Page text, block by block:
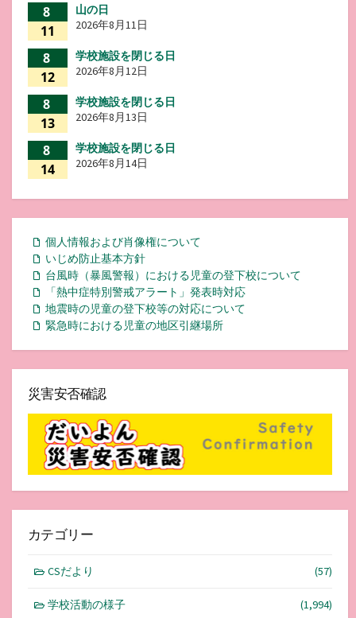
8
11
山の日
2026年8月11日
8
12
学校施設を閉じる日
2026年8月12日
8
13
学校施設を閉じる日
2026年8月13日
8
14
学校施設を閉じる日
2026年8月14日
個人情報および肖像権について
いじめ防止基本方針
台風時（暴風警報）における児童の登下校について
「熱中症特別警戒アラート」発表時対応
地震時の児童の登下校等の対応について
緊急時における児童の地区引継場所
災害安否確認
カテゴリー
CSだより (57)
学校活動の様子 (1,994)